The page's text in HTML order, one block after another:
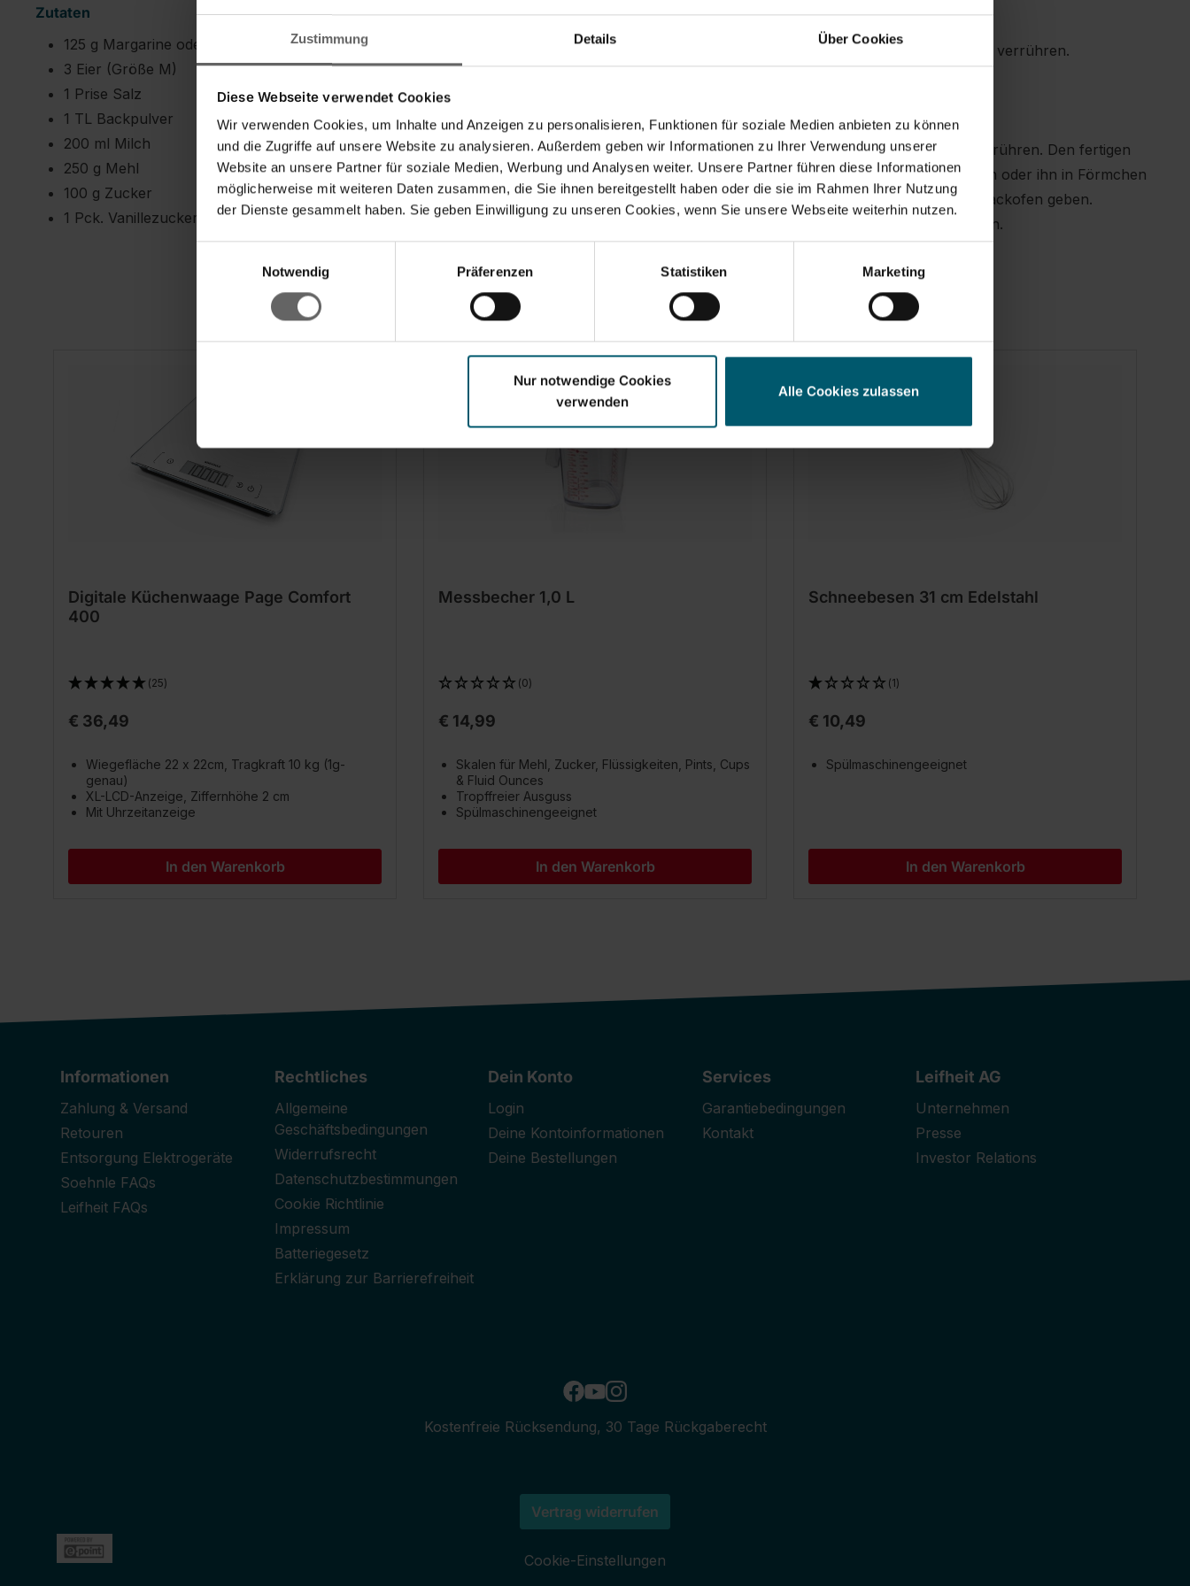
Zustimmung Details Über Cookies
Diese Webseite verwendet Cookies
Wir verwenden Cookies, um Inhalte und Anzeigen zu personalisieren, Funktionen für soziale Medien anbieten zu können
und die Zugriffe auf unsere Website zu analysieren. Außerdem geben wir Informationen zu Ihrer Verwendung unserer
Website an unsere Partner für soziale Medien, Werbung und Analysen weiter. Unsere Partner führen diese Informationen
möglicherweise mit weiteren Daten zusammen, die Sie ihnen bereitgestellt haben oder die sie im Rahmen Ihrer Nutzung
der Dienste gesammelt haben. Sie geben Einwilligung zu unseren Cookies, wenn Sie unsere Webseite weiterhin nutzen.
Notwendig
Präferenzen Statistiken Marketing
Nur notwendige Cookies
verwenden
Alle Cookies zulassen
Zutaten
125 g Margarine oder Butter
3 Eier (Größe M)
1 Prise Salz
1 TL Backpulver
200 ml Milch
250 g Mehl
100 g Zucker
1 Pck. Vanillezucker
Zubereitung
Butter oder Margarine mit Zucker und Vanillezucker verrühren.
Anschließend in die Ei-Butter-Zuckermasse rühren.
Während des Mixens nach und nach die Milch unterrühren. Den fertigen
Teig entweder im gebutterten Waffeleisen ausbacken oder ihn in Förmchen
füllen und bei 180 °C für 15 bis 20 Minuten in den Backofen geben.
Die fertigen Osterwaffeln mit Puderzucker bestäuben.
Digitale Küchenwaage Page Comfort
400
(25)
€ 36,49
Wiegefläche 22 x 22cm, Tragkraft 10 kg (1g-
genau)
XL-LCD-Anzeige, Ziffernhöhe 2 cm
Mit Uhrzeitanzeige
In den Warenkorb
Messbecher 1,0 L
(0)
€ 14,99
Skalen für Mehl, Zucker, Flüssigkeiten, Pints, Cups
& Fluid Ounces
Tropffreier Ausguss
Spülmaschinengeeignet
In den Warenkorb
Schneebesen 31 cm Edelstahl
(1)
€ 10,49
Spülmaschinengeeignet
In den Warenkorb
Informationen
Zahlung & Versand
Retouren
Entsorgung Elektrogeräte
Soehnle FAQs
Leifheit FAQs
Rechtliches
Allgemeine
Geschäftsbedingungen
Widerrufsrecht
Datenschutzbestimmungen
Cookie Richtlinie
Impressum
Batteriegesetz
Erklärung zur Barrierefreiheit
Dein Konto
Login
Deine Kontoinformationen
Deine Bestellungen
Services
Garantiebedingungen
Kontakt
Leifheit AG
Unternehmen
Presse
Investor Relations
Kostenfreie Rücksendung, 30 Tage Rückgaberecht
Vertrag widerrufen
Cookie-Einstellungen